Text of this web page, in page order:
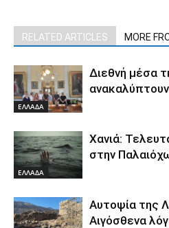
RELATED ARTICLES MORE
ΕΛΛΑΔΑ
Διεθνή μέσα
ΕΛΛΑΔΑ
Χανιά:
στην
Αυτοψία της
Αιγόσθενα